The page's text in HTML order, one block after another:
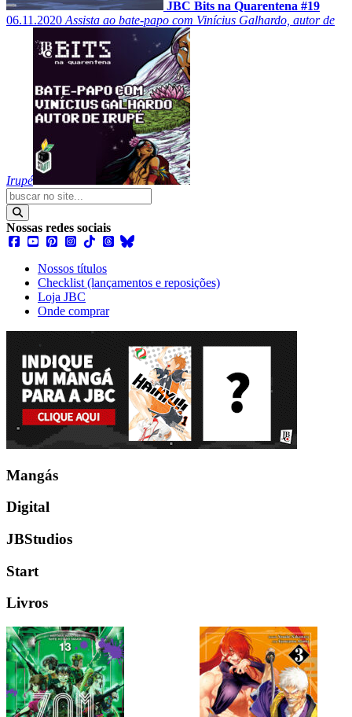
JBC Bits na Quarentena #19
06.11.2020 Assista ao bate-papo com Vinícius Galhardo, autor de
Irupé
Nossas redes sociais
Nossos títulos
Checklist (lançamentos e reposições)
Loja JBC
Onde comprar
Mangás
Digital
JBStudios
Start
Livros